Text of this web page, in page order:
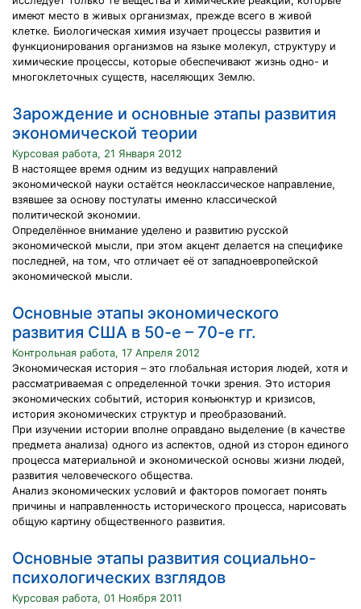
имеют место в живых организмах, прежде всего в живой
клетке. Биологическая химия изучает процессы развития и
функционирования организмов на языке молекул, структуру и
химические процессы, которые обеспечивают жизнь одно- и
многоклеточных существ, населяющих Землю.
Зарождение и основные этапы развития
экономической теории
Курсовая работа, 21 Января 2012
В настоящее время одним из ведущих направлений
экономической науки остаётся неоклассическое направление,
взявшее за основу постулаты именно классической
политической экономии.
Определённое внимание уделено и развитию русской
экономической мысли, при этом акцент делается на специфике
последней, на том, что отличает её от западноевропейской
экономической мысли.
Основные этапы экономического
развития США в 50-е – 70-е гг.
Контрольная работа, 17 Апреля 2012
Экономическая история – это глобальная история людей, хотя и
рассматриваемая с определенной точки зрения. Это история
экономических событий, история конъюнктур и кризисов,
история экономических структур и преобразований.
При изучении истории вполне оправдано выделение (в качестве
предмета анализа) одного из аспектов, одной из сторон единого
процесса материальной и экономической основы жизни людей,
развития человеческого общества.
Анализ экономических условий и факторов помогает понять
причины и направленность исторического процесса, нарисовать
общую картину общественного развития.
Основные этапы развития социально-
психологических взглядов
Курсовая работа, 01 Ноября 2011